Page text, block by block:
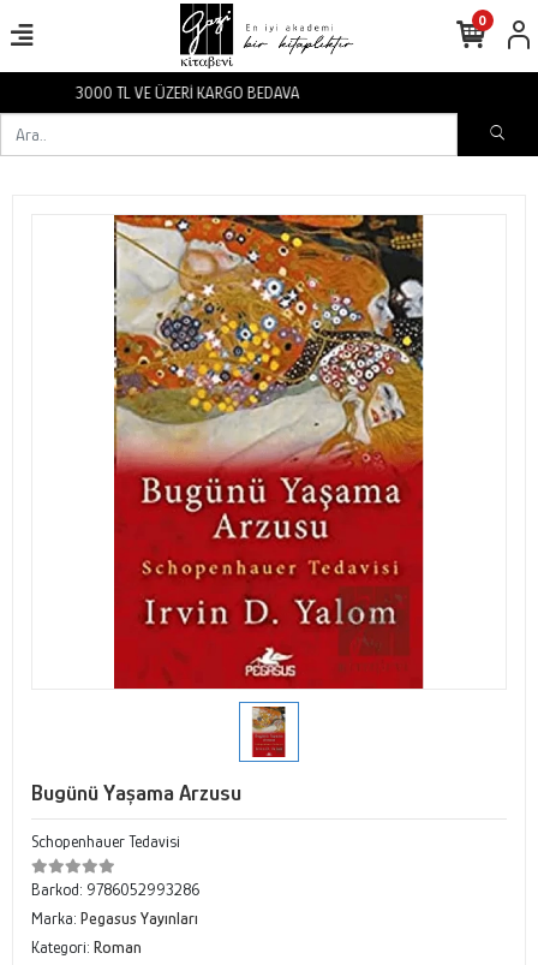
3000 TL VE ÜZERİ KARGO BEDAVA
0
Bugünü Yaşama Arzusu
Schopenhauer Tedavisi
Barkod: 9786052993286
Marka: Pegasus Yayınları
Kategori: Roman